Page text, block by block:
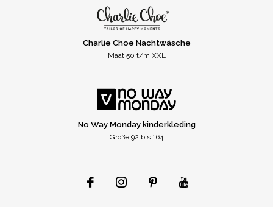
Charlie Choe Nachtwäsche
Maat 50 t/m XXL
No Way Monday kinderkleding
Größe 92 bis 164